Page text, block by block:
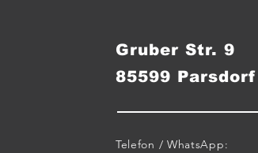
Gruber Str. 9
85599 Parsdorf
Telefon / WhatsApp: